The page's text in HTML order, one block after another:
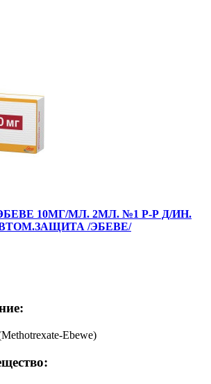
10МГ/МЛ. 2МЛ. №1 Р-Р Д/ИН.
/ЭБЕВЕ/
Ebewe)